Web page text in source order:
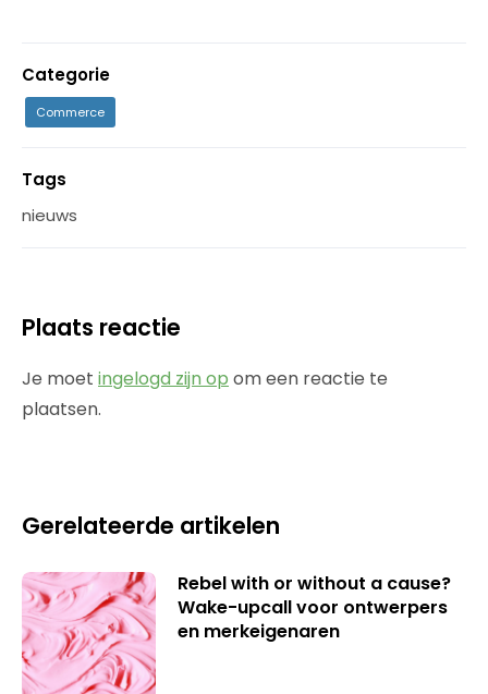
Categorie
Commerce
Tags
nieuws
Plaats reactie
Je moet ingelogd zijn op om een reactie te
plaatsen.
Gerelateerde artikelen
Rebel with or without a cause?
Wake-upcall voor ontwerpers
en merkeigenaren